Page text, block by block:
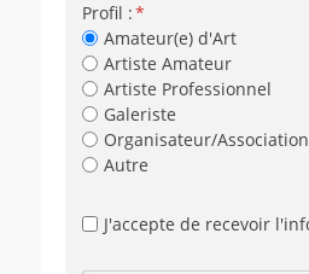
Profil :
Amateur(e) d'Art
Artiste Amateur
Artiste Professionnel
Galeriste
Organisateur/Association
Autre
J'accepte de recevoir